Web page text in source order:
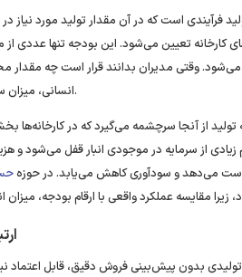
فرآیندی است که در آن مقدار تولید مورد
کارخانه تعیین می‌شود. این بودجه تنها عددی از
وقتی مدیران بدانند قرار است چه مقدار
انسانی، میزان سربار کارخانه، ظرفیت خطوط تولید و حتی برنامه تامین مالی را مشخص کنند.
از آنجا سرچشمه می‌گیرد که در کارخانه‌ها
از سرمایه در موجودی انبار قفل می‌شود و
دست می‌دهد و سودآوری کاهش می‌یابد. در حوزه
بدون پیش‌بینی فروش دقیق، قابل اعتماد